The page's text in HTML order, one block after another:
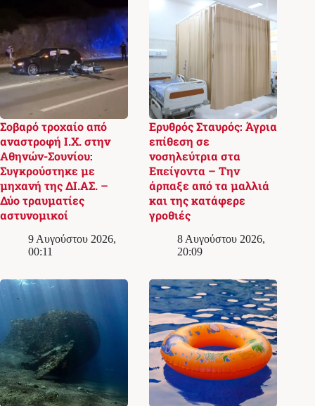
Σοβαρό τροχαίο από
αναστροφή Ι.Χ. στην
Αθηνών-Σουνίου:
Συγκρούστηκε με
μηχανή της ΔΙ.ΑΣ. –
Δύο τραυματίες
αστυνομικοί
9 Αυγούστου 2026,
00:11
Ερυθρός Σταυρός: Άγρια
επίθεση σε
νοσηλεύτρια στα
Επείγοντα – Την
άρπαξε από τα μαλλιά
και της κατάφερε
γροθιές
8 Αυγούστου 2026,
20:09